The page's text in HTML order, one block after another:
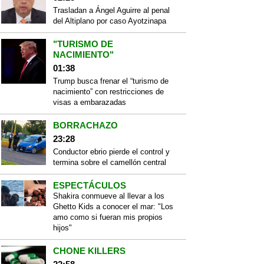
Trasladan a Ángel Aguirre al penal
del Altiplano por caso Ayotzinapa
"TURISMO DE
NACIMIENTO"
01:38
Trump busca frenar el “turismo de
nacimiento” con restricciones de
visas a embarazadas
BORRACHAZO
23:28
Conductor ebrio pierde el control y
termina sobre el camellón central
ESPECTÁCULOS
Shakira conmueve al llevar a los
Ghetto Kids a conocer el mar: "Los
amo como si fueran mis propios
hijos"
CHONE KILLERS